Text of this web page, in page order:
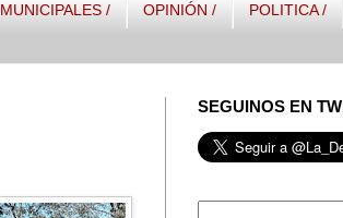
MUNICIPALES / OPINIÓN / POLITICA /
SEGUINOS EN